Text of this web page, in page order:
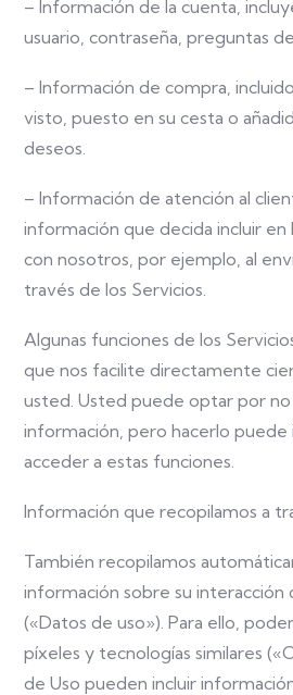
– Información de la cuenta,
usuario, contraseña, preguntas
– Información de compra,
visto, puesto en su cesta o
deseos.
– Información de atención al
información que decida incluir en
con nosotros, por ejemplo, al
través de los Servicios.
Algunas funciones de los
que nos facilite directamente
usted. Usted puede optar por
información, pero hacerlo
acceder a estas funciones.
Información que recopilamos a
También recopilamos
información sobre su interacción
(«Datos de uso»). Para ello,
píxeles y tecnologías similares
de Uso pueden incluir